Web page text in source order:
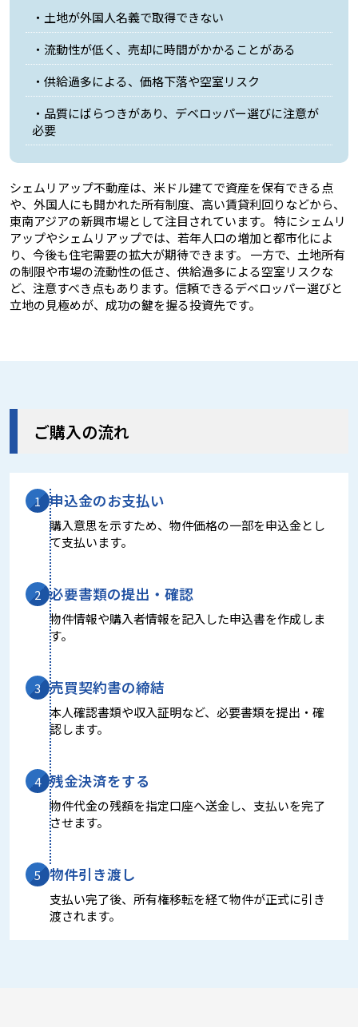
・土地が外国人名義で取得できない
・流動性が低く、売却に時間がかかることがある
・供給過多による、価格下落や空室リスク
・品質にばらつきがあり、デベロッパー選びに注意が
必要
シェムリアップ不動産は、米ドル建てで資産を保有できる点
や、外国人にも開かれた所有制度、高い賃貸利回りなどから、
東南アジアの新興市場として注目されています。 特にシェムリ
アップやシェムリアップでは、若年人口の増加と都市化によ
り、今後も住宅需要の拡大が期待できます。 一方で、土地所有
の制限や市場の流動性の低さ、供給過多による空室リスクな
ど、注意すべき点もあります。信頼できるデベロッパー選びと
立地の見極めが、成功の鍵を握る投資先です。
ご購入の流れ
1 申込金のお支払い
購入意思を示すため、物件価格の一部を申込金とし
て支払います。
2 必要書類の提出・確認
物件情報や購入者情報を記入した申込書を作成しま
す。
3 売買契約書の締結
本人確認書類や収入証明など、必要書類を提出・確
認します。
4 残金決済をする
物件代金の残額を指定口座へ送金し、支払いを完了
させます。
5 物件引き渡し
支払い完了後、所有権移転を経て物件が正式に引き
渡されます。